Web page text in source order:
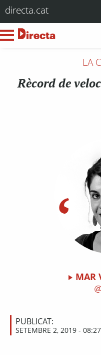
directa.cat
LA
Rècord de
MAR
PUBLICAT:
SETEMBRE 2, 2019 - 08:27